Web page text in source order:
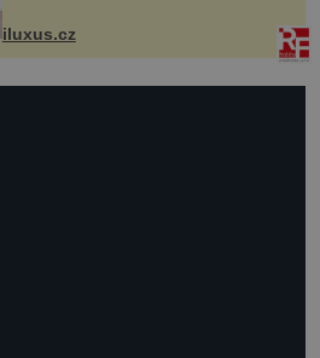
budov Media...
iluxus.cz